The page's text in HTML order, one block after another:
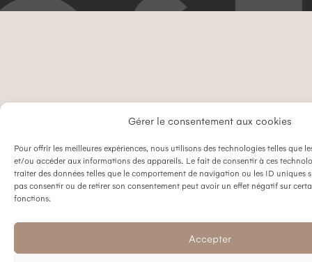
Gérer le consentement aux cookies
Pour offrir les meilleures expériences, nous utilisons des technologies telles que
et/ou accéder aux informations des appareils. Le fait de consentir à ces
traiter des données telles que le comportement de navigation ou les ID uniques
pas consentir ou de retirer son consentement peut avoir un effet négatif sur
fonctions.
Accepter